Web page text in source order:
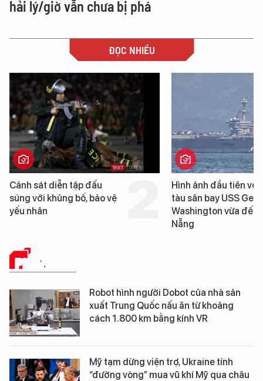
hải lý/giờ vẫn chưa bị phá
ĐỌC NHIỀU
Hình ảnh đầu tiên về siêu
tàu sân bay USS George
Washington vừa đến Đà
Cận cảnh chiến
tống tàu sân bay
George
Đà Nẵng
PHÂN TÍCH
Robot hình người Dobot của nhà sản
xuất Trung Quốc nấu ăn từ khoảng
cách 1.800 km bằng kính VR
Mỹ tạm dừng viện trợ, Ukraine tính
“đường vòng” mua vũ khí Mỹ qua châu